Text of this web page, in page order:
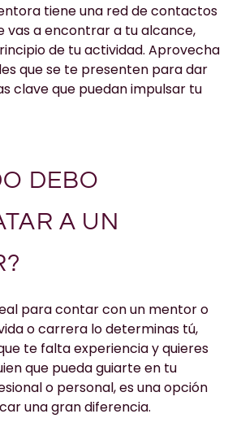
tiene una red de contactos
vas a encontrar a tu alcance,
de tu actividad. Aprovecha
que se te presenten para dar
clave que puedan impulsar tu
DEBO
A UN
para contar con un mentor o
o carrera lo determinas tú,
te falta experiencia y quieres
que pueda guiarte en tu
o personal, es una opción
una gran diferencia.